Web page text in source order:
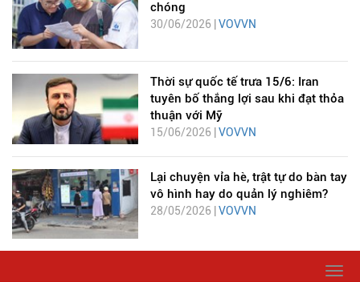
chóng
30/06/2026 |VOVVN
Thời sự quốc tế trưa 15/6: Iran
tuyên bố thắng lợi sau khi đạt thỏa
thuận với Mỹ
15/06/2026 | VOVVN
Lại chuyện vỉa hè, trật tự do bàn tay
vô hình hay do quản lý nghiêm?
28/05/2026 | VOVVN